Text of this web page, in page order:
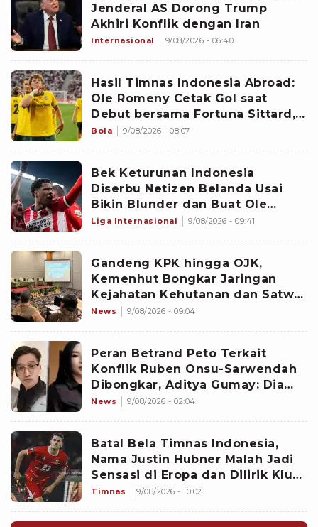
Jenderal AS Dorong Trump
Akhiri Konflik dengan Iran
Internasional 9/08/2026 - 06:40
Hasil Timnas Indonesia Abroad:
Ole Romeny Cetak Gol saat
Debut bersama Fortuna Sittard,
Justin Hubner Main Penuh
Bola 9/08/2026 - 08:07
Bek Keturunan Indonesia
Diserbu Netizen Belanda Usai
Bikin Blunder dan Buat Ole
Romeny Cetak Gol Debut di
Liga Internasional 9/08/2026 - 09:41
Gandeng KPK hingga OJK,
Kemenhut Bongkar Jaringan
Kejahatan Kehutanan dan Satwa
Liar
News 9/08/2026 - 09:04
Peran Betrand Peto Terkait
Konflik Ruben Onsu-Sarwendah
Dibongkar, Aditya Gumay: Dia
Pemegang Kartu
News 9/08/2026 - 02:04
Batal Bela Timnas Indonesia,
Nama Justin Hubner Malah Jadi
Sensasi di Eropa dan Dilirik Klub
Kasta Teratas
Timnas 9/08/2026 - 10:02